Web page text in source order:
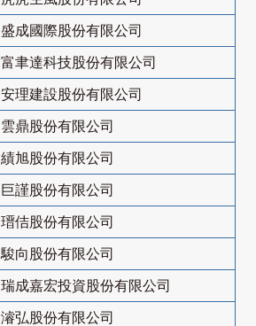
盛成國際股份有限公司
富聿達科技股份有限公司
安理建設股份有限公司
雲鼎股份有限公司
績旭股份有限公司
巨謹股份有限公司
瑨佶股份有限公司
駿向股份有限公司
瑞成嘉宏投資股份有限公司
濬弘股份有限公司